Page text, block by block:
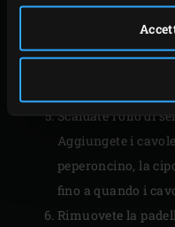
Scaldate l’olio di
Aggiungete i
peperoncino, la
fino a quando i
Rimuovete la